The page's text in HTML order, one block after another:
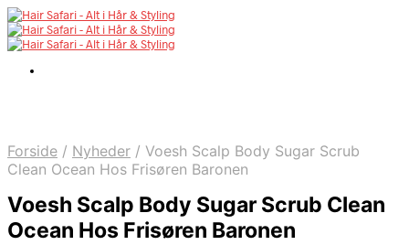
Forside / Nyheder / Voesh Scalp Body Sugar Scrub
Clean Ocean Hos Frisøren Baronen
Voesh Scalp Body Sugar Scrub Clean
Ocean Hos Frisøren Baronen